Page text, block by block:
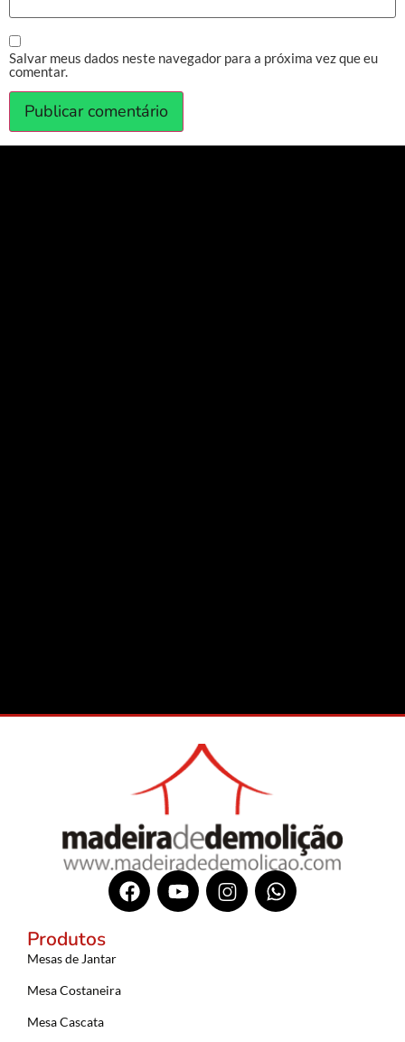
Salvar meus dados neste navegador para a próxima vez que eu
comentar.
Produtos
Mesas de Jantar
Mesa Costaneira
Mesa Cascata